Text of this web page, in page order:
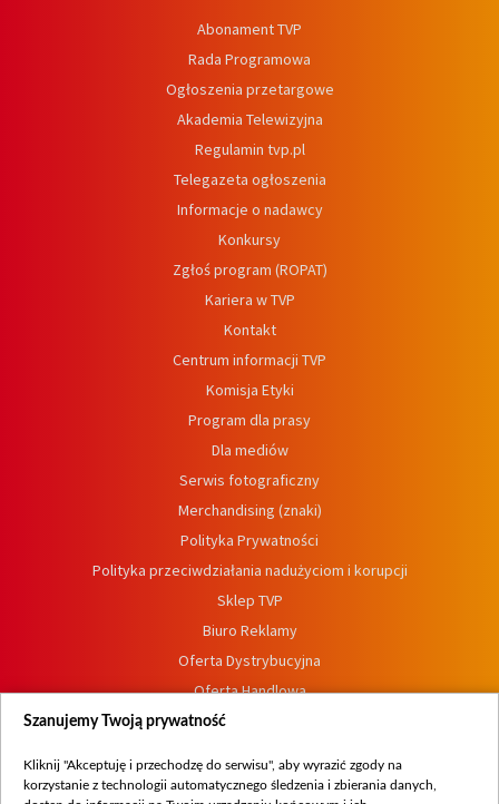
Abonament TVP
Rada Programowa
Ogłoszenia przetargowe
Akademia Telewizyjna
Regulamin tvp.pl
Telegazeta ogłoszenia
Informacje o nadawcy
Konkursy
Zgłoś program (ROPAT)
Kariera w TVP
Kontakt
Centrum informacji TVP
Komisja Etyki
Program dla prasy
Dla mediów
Serwis fotograficzny
Merchandising (znaki)
Polityka Prywatności
Polityka przeciwdziałania nadużyciom i korupcji
Sklep TVP
Biuro Reklamy
Oferta Dystrybucyjna
Oferta Handlowa
Dostępność
Procedura zgłoszeń wewnętrznych
Szanujemy Twoją prywatność
Kliknij "Akceptuję i przechodzę do serwisu", aby wyrazić zgody na
korzystanie z technologii automatycznego śledzenia i zbierania danych,